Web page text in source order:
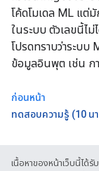
โค้ดโมเดล ML แต่
ในระบบ ตัวเลขนี้ไ
โปรดทราบว่าระบบ
ข้อมูลอินพุต เช่น ก
ก่อนหน้า
ทดสอบความรู้ (10 น
เนื้อหาของหน้าเว็บนี้ได้